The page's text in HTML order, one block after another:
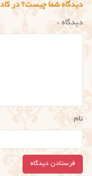
دیدگاه شما چیست؟ در
دیدگاه*
نام